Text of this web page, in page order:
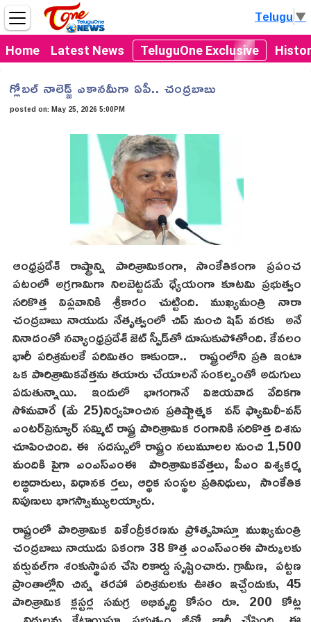
Home Latest News TeluguOne Exclusive
Telugu▼
గ్లోబల్ నాలెడ్జ్ ఎకానమీగా ఏపీ.. చంద్రబాబు
posted on:May 25, 2026 5:00PM
ఆంధ్రప్రదేశ్ రాష్ట్రాన్ని పారిశ్రామికంగా, సాంకేతికంగా ప్రపంచ
పటంలో అగ్రగామిగా నిలబెట్టడమే ధ్యేయంగా కూటమి ప్రభుత్వం
సరికొత్త విప్లవానికి శ్రీకారం చుట్టింది. ముఖ్యమంత్రి నారా
చంద్రబాబు నాయుడు నేతృత్వంలో చిప్ నుంచి షిప్ వరకు అనే
నినాదంతో నవ్యాంధ్రప్రదేశ్ జెట్ స్పీడ్‌తో దూసుకుపోతోంది. కేవలం
భారీ పరిశ్రమలకే పరిమితం కాకుండా.. రాష్ట్రంలోని ప్రతి ఇంటా
ఒక పారిశ్రామికవేత్తను తయారు చేయాలనే సంకల్పంతో అడుగులు
పడుతున్నాయి. ఇందులో భాగంగానే విజయవాడ వేదికగా
సోమవారే (మే 25)నిర్వహించిన ప్రతిష్టాత్మక వన్ ఫ్యామిలీ-వన్
ఎంటర్‌ప్రెన్యూర్ సమ్మిట్ రాష్ట్ర పారిశ్రామిక రంగానికి సరికొత్త దిశను
చూపించింది. ఈ సదస్సులో రాష్ట్రం నలుమూలల నుంచి 1,500
మందికి పైగా ఎంఎస్ఎంఈ పారిశ్రామికవేత్తలు, పీఎం విశ్వకర్మ
లబ్ధిదారులు, విధానక ర్తలు, ఆర్థిక సంస్థల ప్రతినిధులు, సాంకేతిక
నిపుణులు భాగస్వామ్యులయ్యారు.
రాష్ట్రంలో పారిశ్రామిక వికేంద్రీకరణను ప్రోత్సహిస్తూ ముఖ్యమంత్రి
చంద్రబాబు నాయుడు ఏకంగా 38 కొత్త ఎంఎస్ఎంఈ పార్కులకు
వర్చువల్‌గా శంకుస్థాపన చేసి రికార్డు సృష్టించారు. గ్రామీణ, పట్టణ
ప్రాంతాల్లోని చిన్న తరహా పరిశ్రమలకు ఊతం ఇచ్చేందుకు, 45
పారిశ్రామిక క్లస్టర్ల సమగ్ర అభివృద్ధి కోసం రూ. 200 కోట్ల